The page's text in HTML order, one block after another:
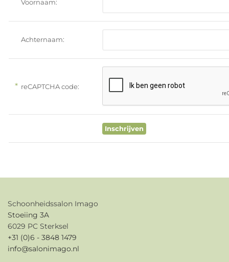
Voornaam:
Achternaam:
* reCAPTCHA code:
Schoonheidssalon Imago
Stoeiing 3A
6029 PC Sterksel
+31 (0)6 - 3848 1479
info@salonimago.nl